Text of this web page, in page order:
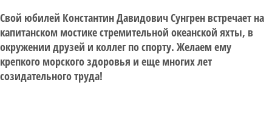
Свой юбилей Константин Давидович Сунгрен встречает на
капитанском мостике стремительной океанской яхты, в
окружении друзей и коллег по спорту. Желаем ему
крепкого морского здоровья и еще многих лет
созидательного труда!